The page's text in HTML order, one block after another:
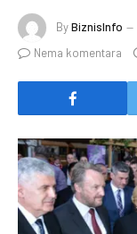
ByBiznisInfo
Nema komentara